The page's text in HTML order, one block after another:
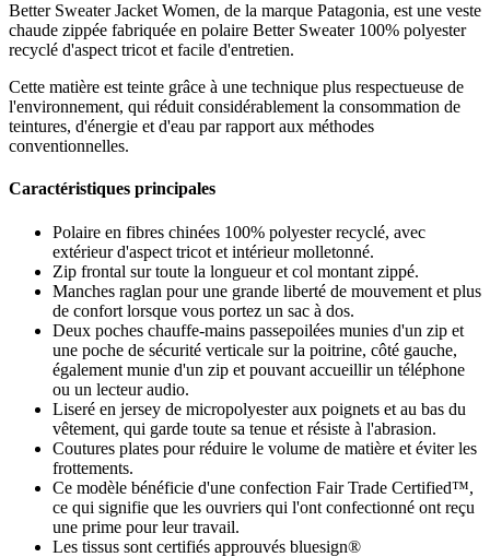
Better Sweater Jacket Women, de la marque Patagonia, est une veste
chaude zippée fabriquée en polaire Better Sweater 100% polyester
recyclé d'aspect tricot et facile d'entretien.
Cette matière est teinte grâce à une technique plus respectueuse de
l'environnement, qui réduit considérablement la consommation de
teintures, d'énergie et d'eau par rapport aux méthodes
conventionnelles.
Caractéristiques principales
Polaire en fibres chinées 100% polyester recyclé, avec
extérieur d'aspect tricot et intérieur molletonné.
Zip frontal sur toute la longueur et col montant zippé.
Manches raglan pour une grande liberté de mouvement et plus
de confort lorsque vous portez un sac à dos.
Deux poches chauffe-mains passepoilées munies d'un zip et
une poche de sécurité verticale sur la poitrine, côté gauche,
également munie d'un zip et pouvant accueillir un téléphone
ou un lecteur audio.
Liseré en jersey de micropolyester aux poignets et au bas du
vêtement, qui garde toute sa tenue et résiste à l'abrasion.
Coutures plates pour réduire le volume de matière et éviter les
frottements.
Ce modèle bénéficie d'une confection Fair Trade Certified™,
ce qui signifie que les ouvriers qui l'ont confectionné ont reçu
une prime pour leur travail.
Les tissus sont certifiés approuvés bluesign®